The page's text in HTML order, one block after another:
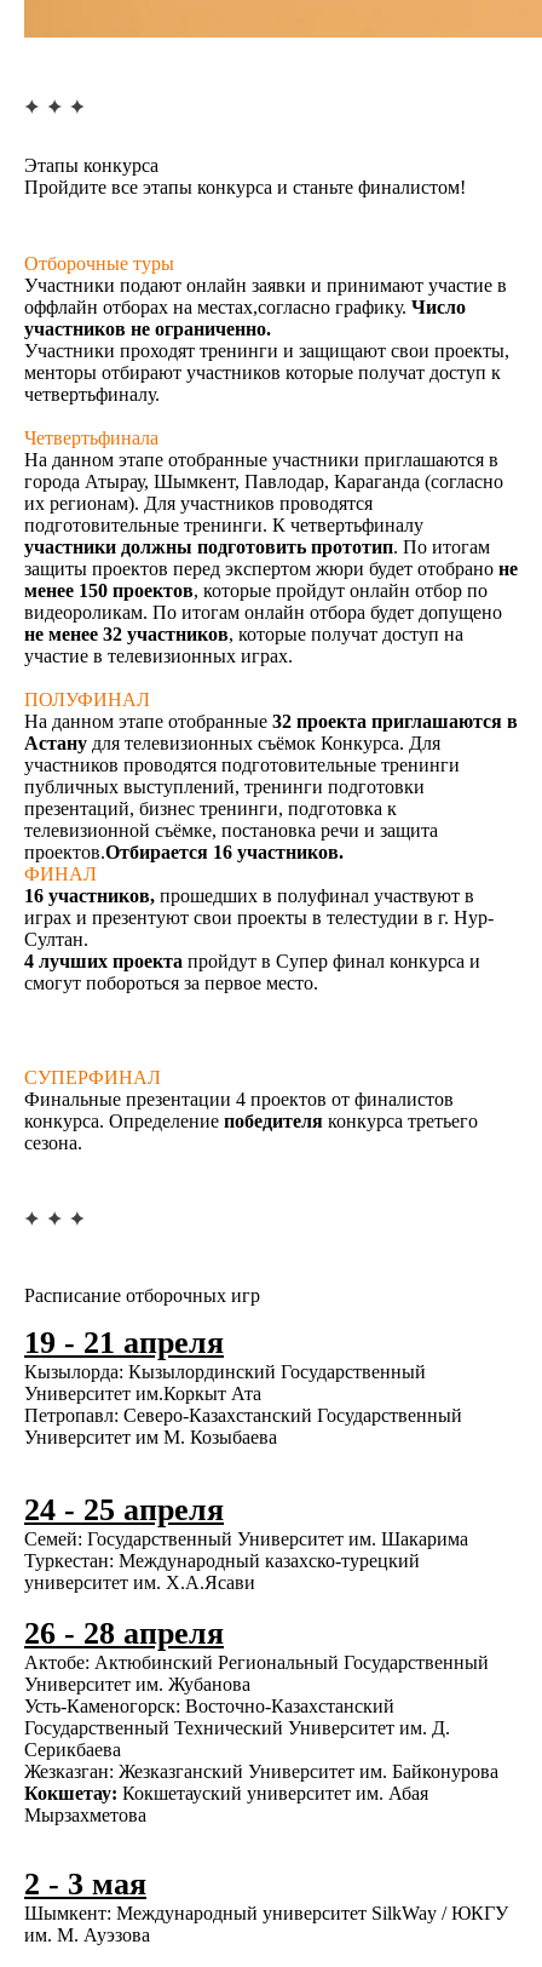
Этапы конкурса
Пройдите все этапы конкурса и станьте финалистом!
Отборочные туры
Участники подают онлайн заявки и принимают участие в
оффлайн отборах на местах,согласно графику. Число
участников не ограниченно.
Участники проходят тренинги и защищают свои проекты,
менторы отбирают участников которые получат доступ к
четвертьфиналу.
Четвертьфинала
На данном этапе отобранные участники приглашаются в
города Атырау, Шымкент, Павлодар, Караганда (согласно
их регионам). Для участников проводятся
подготовительные тренинги. К четвертьфиналу
участники должны подготовить прототип. По итогам
защиты проектов перед экспертом жюри будет отобрано не
менее 150 проектов, которые пройдут онлайн отбор по
видеороликам. По итогам онлайн отбора будет допущено
не менее 32 участников, которые получат доступ на
участие в телевизионных играх.
ПОЛУФИНАЛ
На данном этапе отобранные 32 проекта приглашаются в
Астану для телевизионных съёмок Конкурса. Для
участников проводятся подготовительные тренинги
публичных выступлений, тренинги подготовки
презентаций, бизнес тренинги, подготовка к
телевизионной съёмке, постановка речи и защита
проектов.Отбирается 16 участников.
ФИНАЛ
16 участников, прошедших в полуфинал участвуют в
играх и презентуют свои проекты в телестудии в г. Нур-
Султан.
4 лучших проекта пройдут в Супер финал конкурса и
смогут побороться за первое место.
СУПЕРФИНАЛ
Финальные презентации 4 проектов от финалистов
конкурса. Определение победителя конкурса третьего
сезона.
Расписание отборочных игр
19 - 21 апреля
Кызылорда: Кызылординский Государственный
Университет им.Коркыт Ата
Петропавл: Северо-Казахстанский Государственный
Университет им М. Козыбаева
24 - 25 апреля
Семей: Государственный Университет им. Шакарима
Туркестан: Международный казахско-турецкий
университет им. Х.А.Ясави
26 - 28 апреля
Актобе: Актюбинский Региональный Государственный
Университет им. Жубанова
Усть-Каменогорск: Восточно-Казахстанский
Государственный Технический Университет им. Д.
Серикбаева
Жезказган: Жезказганский Университет им. Байконурова
Кокшетау: Кокшетауский университет им. Абая
Мырзахметова
2 - 3 мая
Шымкент: Международный университет SilkWay / ЮКГУ
им. М. Ауэзова